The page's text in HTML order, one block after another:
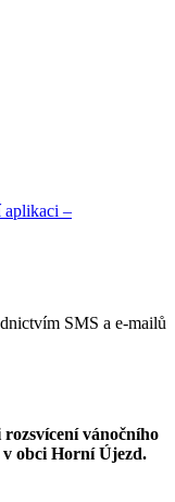
aplikaci –
SMS a e-mailů
vánočního
v obci Horní Újezd.